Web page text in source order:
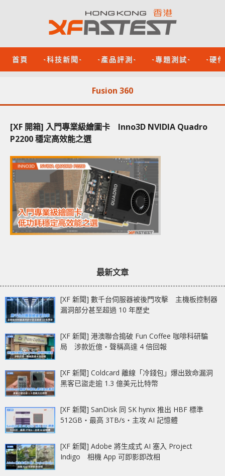
首頁 -科技新聞- -產品評測- -專題測試- -硬
Fusion 360
[XF 開箱] 入門專業級繪圖卡 Inno3D NVIDIA Quadro
P2200 穩定高效能之選
最新文章
[XF 新聞] 數千台伺服器被後門攻擊 主機板控制器
漏洞部分甚至超過 10 年歷史
[XF 新聞] 港澳聯合搗破 Fun Coffee 咖啡科研騙
局 涉款近億‧聲稱高達 4 倍回報
[XF 新聞] Coldcard 離線「冷錢包」爆出致命漏洞
黑客已盜走逾 1.3 億美元比特幣
[XF 新聞] SanDisk 同 SK hynix 推出 HBF 標準
512GB‧最高 3TB/s‧主攻 AI 記憶體
[XF 新聞] Adobe 將生成式 AI 塞入 Project
Indigo 相機 App 可即影即改相